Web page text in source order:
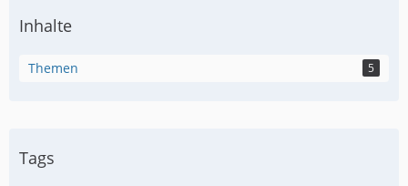
Inhalte
Themen 5
Tags